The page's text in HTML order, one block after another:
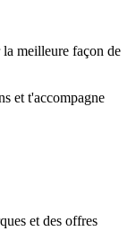
meilleure façon de
et t'accompagne
et des offres